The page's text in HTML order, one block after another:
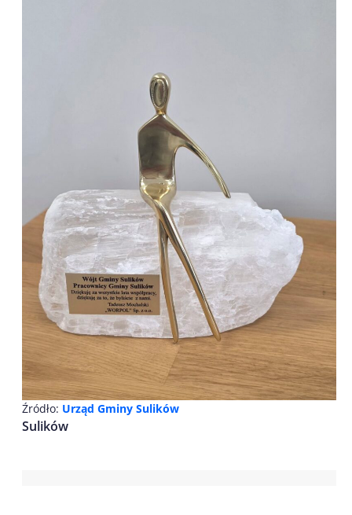
Źródło: Urząd Gminy Sulików
Sulików